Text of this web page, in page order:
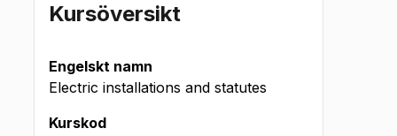
Kursöversikt
Engelskt namn
Electric installations and statutes
Kurskod